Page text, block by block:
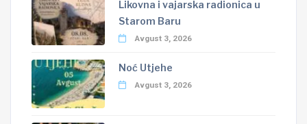
Likovna i vajarska radionica u
Starom Baru
Avgust 3, 2026
Noć Utjehe
Avgust 3, 2026